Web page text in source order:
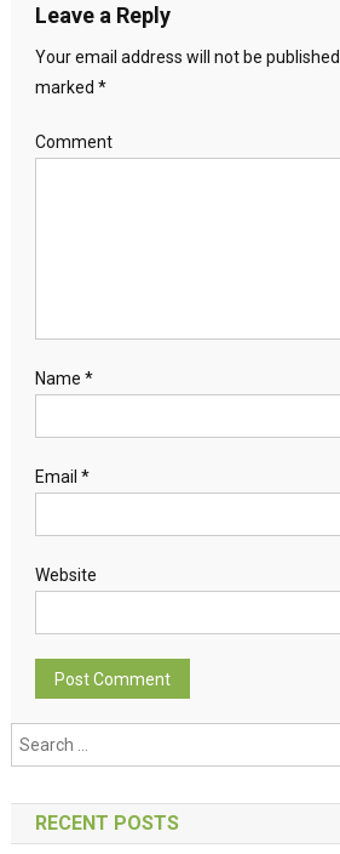
Leave a Reply
Your email address will not be published.
marked *
Comment
Name *
Email *
Website
RECENT POSTS